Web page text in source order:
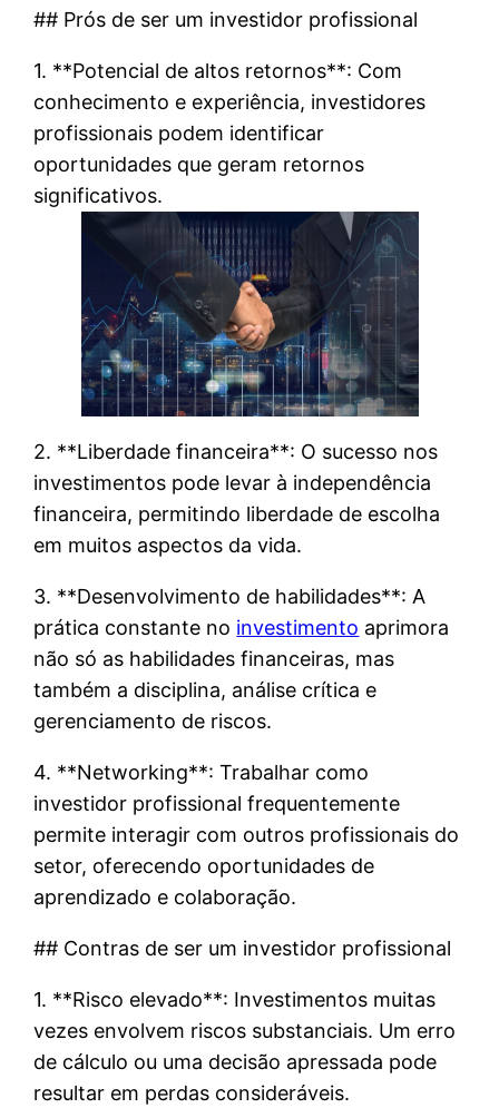
## Prós de ser um investidor profissional
1. **Potencial de altos retornos**: Com
conhecimento e experiência, investidores
profissionais podem identificar
oportunidades que geram retornos
significativos.
2. **Liberdade financeira**: O sucesso nos
investimentos pode levar à independência
financeira, permitindo liberdade de escolha
em muitos aspectos da vida.
3. **Desenvolvimento de habilidades**: A
prática constante no investimento aprimora
não só as habilidades financeiras, mas
também a disciplina, análise crítica e
gerenciamento de riscos.
4. **Networking**: Trabalhar como
investidor profissional frequentemente
permite interagir com outros profissionais do
setor, oferecendo oportunidades de
aprendizado e colaboração.
## Contras de ser um investidor profissional
1. **Risco elevado**: Investimentos muitas
vezes envolvem riscos substanciais. Um erro
de cálculo ou uma decisão apressada pode
resultar em perdas consideráveis.